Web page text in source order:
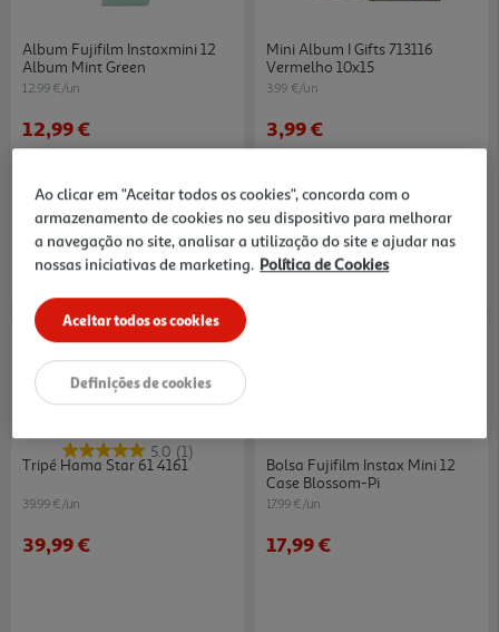
Album Fujifilm Instaxmini 12
Album Mint Green
12.99 €/un
12,99 €
Mini Album I Gifts 713116
Vermelho 10x15
3.99 €/un
3,99 €
5.0 (1)
Tripé Hama Star 61 4161
39.99 €/un
39,99 €
Bolsa Fujifilm Instax Mini 12
Case Blossom-Pi
17.99 €/un
17,99 €
Ao clicar em "Aceitar todos os cookies", concorda com o
armazenamento de cookies no seu dispositivo para melhorar
a navegação no site, analisar a utilização do site e ajudar nas
nossas iniciativas de marketing. Política de Cookies
Aceitar todos os cookies
Definições de cookies